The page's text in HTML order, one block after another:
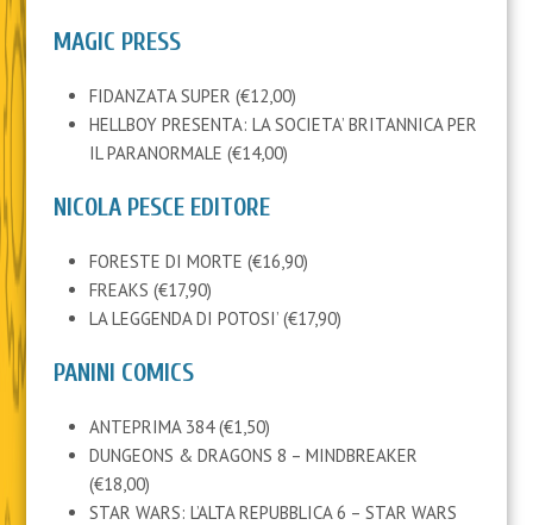
MAGIC PRESS
FIDANZATA SUPER (€12,00)
HELLBOY PRESENTA: LA SOCIETA’ BRITANNICA PER
IL PARANORMALE (€14,00)
NICOLA PESCE EDITORE
FORESTE DI MORTE (€16,90)
FREAKS (€17,90)
LA LEGGENDA DI POTOSI’ (€17,90)
PANINI COMICS
ANTEPRIMA 384 (€1,50)
DUNGEONS & DRAGONS 8 – MINDBREAKER
(€18,00)
STAR WARS: L’ALTA REPUBBLICA 6 – STAR WARS